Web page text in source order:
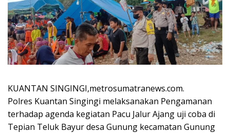
KUANTAN SINGINGI,metrosumatranews.com.
Polres Kuantan Singingi melaksanakan Pengamanan
terhadap agenda kegiatan Pacu Jalur Ajang uji coba di
Tepian Teluk Bayur desa Gunung kecamatan Gunung